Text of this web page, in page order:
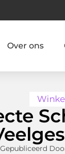
Over ons
Gepubliceerd